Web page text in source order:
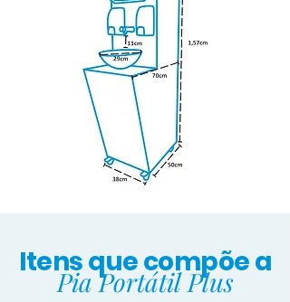
Itens que compõe a
Pia Portátil Plus